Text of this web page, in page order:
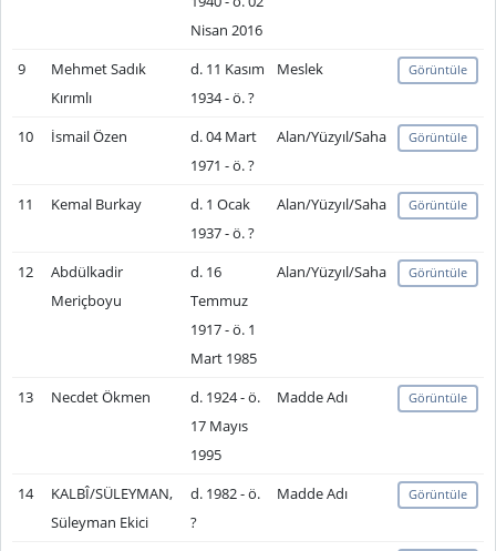
Nisan 2016
9
Mehmet Sadık
Kırımlı
d. 11 Kasım
1934 - ö. ?
Meslek Görüntüle
10 İsmail Özen
d. 04 Mart
1971 - ö. ?
Alan/Yüzyıl/Saha Görüntüle
11 Kemal Burkay
d. 1 Ocak
1937 - ö. ?
Alan/Yüzyıl/Saha Görüntüle
12
Abdülkadir
Meriçboyu
d. 16
Temmuz
1917 - ö. 1
Mart 1985
Alan/Yüzyıl/Saha Görüntüle
13 Necdet Ökmen
d. 1924 - ö.
17 Mayıs
1995
Madde Adı Görüntüle
14
KALBÎ/SÜLEYMAN,
Süleyman Ekici
d. 1982 - ö.
?
Madde Adı Görüntüle